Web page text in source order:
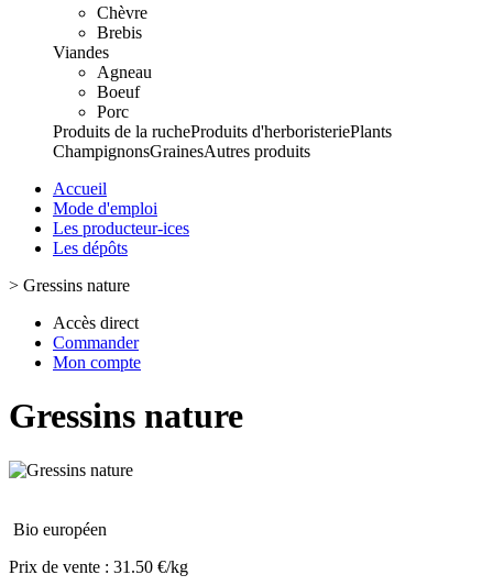
Chèvre
Brebis
Viandes
Agneau
Boeuf
Porc
Produits de la rucheProduits d'herboristeriePlants
ChampignonsGrainesAutres produits
Accueil
Mode d'emploi
Les producteur-ices
Les dépôts
> Gressins nature
Accès direct
Commander
Mon compte
Gressins nature
Bio européen
Prix de vente : 31.50 €/kg